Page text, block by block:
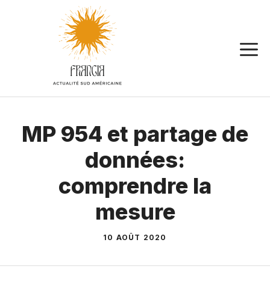
MP 954 et partage de
données:
comprendre la
mesure
10 AOÛT 2020